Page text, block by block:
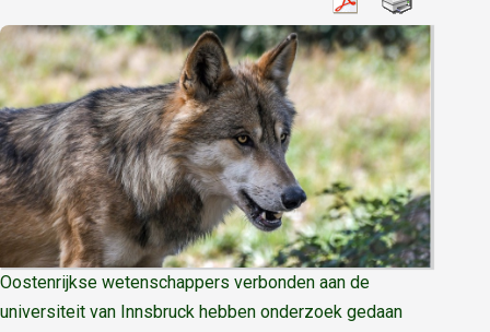
Oostenrijkse wetenschappers verbonden aan de
universiteit van Innsbruck hebben onderzoek gedaan